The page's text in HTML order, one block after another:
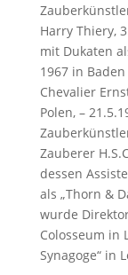
Harry Thiery,
mit Dukaten
1967 in
Chevalier
Polen, –
Zauberer
dessen
als „Thorn &
wurde
Colosseum in
Synagoge“ in